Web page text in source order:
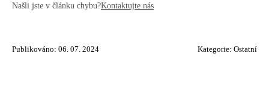
Našli jste v článku chybu?Kontaktujte nás
Publikováno: 06. 07. 2024 Kategorie: Ostatní